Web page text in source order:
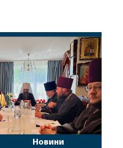
Новини